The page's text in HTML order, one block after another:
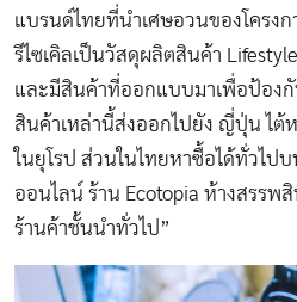
แบรนด์ไทยที่นำเศษอวนของโครงก
รีไซเคิลเป็นวัสดุผลิตสินค้า
และมีสินค้าที่ออกแบบมาเพื่อป้องกั
สินค้าเหล่านี้ส่งออกไปยัง ญี่ปุ่น ไต้
ในยุโรป ส่วนในไทยหาซื้อได้ทั่วไ
ออนไลน์ ร้าน Ecotopia ห้างสรรพ
ร้านค้าชั้นนำทั่วไป”